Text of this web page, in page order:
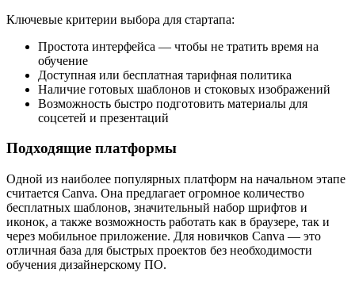
Ключевые критерии выбора для стартапа:
Простота интерфейса — чтобы не тратить время на
обучение
Доступная или бесплатная тарифная политика
Наличие готовых шаблонов и стоковых изображений
Возможность быстро подготовить материалы для
соцсетей и презентаций
Подходящие платформы
Одной из наиболее популярных платформ на начальном этапе
считается Canva. Она предлагает огромное количество
бесплатных шаблонов, значительный набор шрифтов и
иконок, а также возможность работать как в браузере, так и
через мобильное приложение. Для новичков Canva — это
отличная база для быстрых проектов без необходимости
обучения дизайнерскому ПО.